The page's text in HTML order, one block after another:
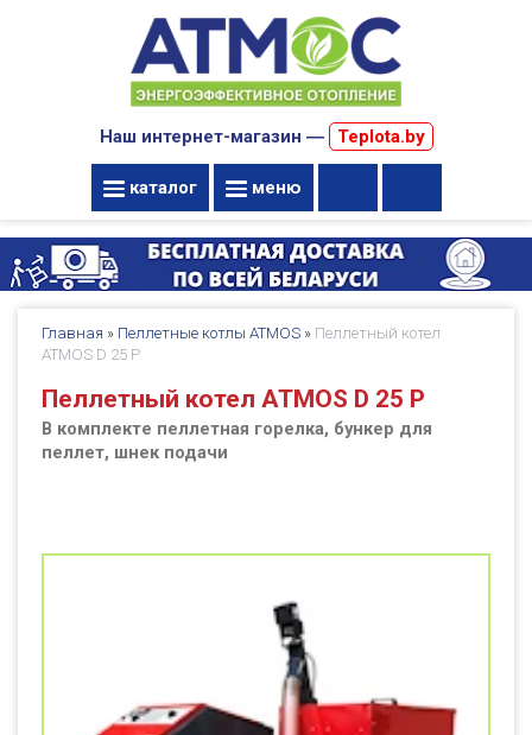
Наш интернет-магазин ― Teplota.by
каталог меню
Главная » Пеллетные котлы ATMOS » Пеллетный котел
ATMOS D 25 P
Пеллетный котел ATMOS D 25 P
В комплекте пеллетная горелка, бункер для
пеллет, шнек подачи